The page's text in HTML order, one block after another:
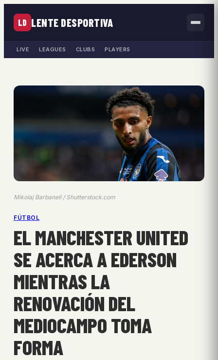
LD LENTE DESPORTIVA
LIVE LEAGUES CLUBS PLAYERS
Mikolaj Barbanell / Shutterstock.com
FÚTBOL
EL MANCHESTER UNITED
SE ACERCA A EDERSON
MIENTRAS LA
RENOVACIÓN DEL
MEDIOCAMPO TOMA
FORMA